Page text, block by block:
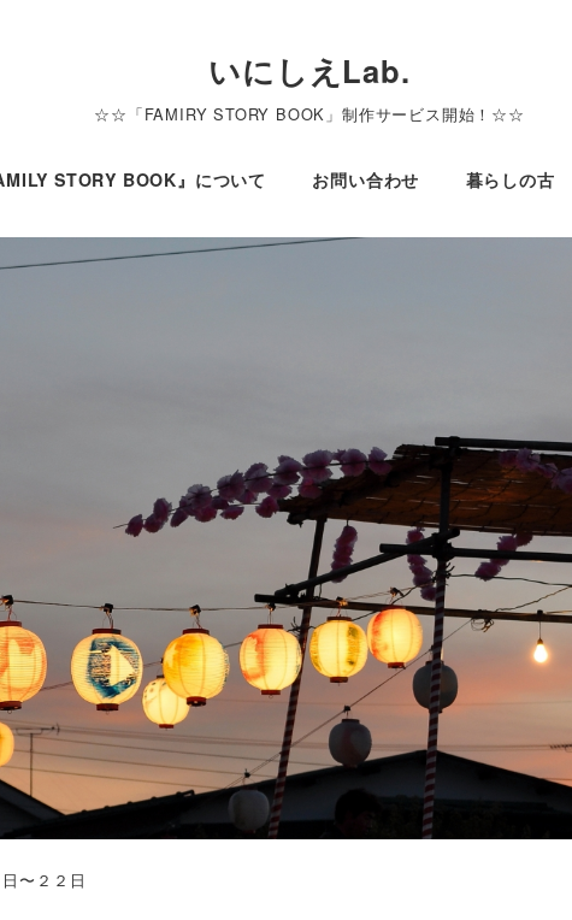
いにしえLab.
☆☆「FAMIRY STORY BOOK」制作サービス開始！☆☆
STORY BOOK』について お問い合わせ 暮らしの古
〜２２日